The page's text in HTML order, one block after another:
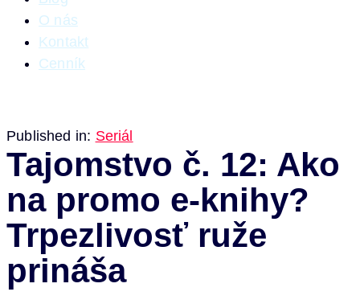
O nás
Kontakt
Cenník
Published in: Seriál
Tajomstvo č. 12: Ako
na promo e-knihy?
Trpezlivosť ruže
prináša